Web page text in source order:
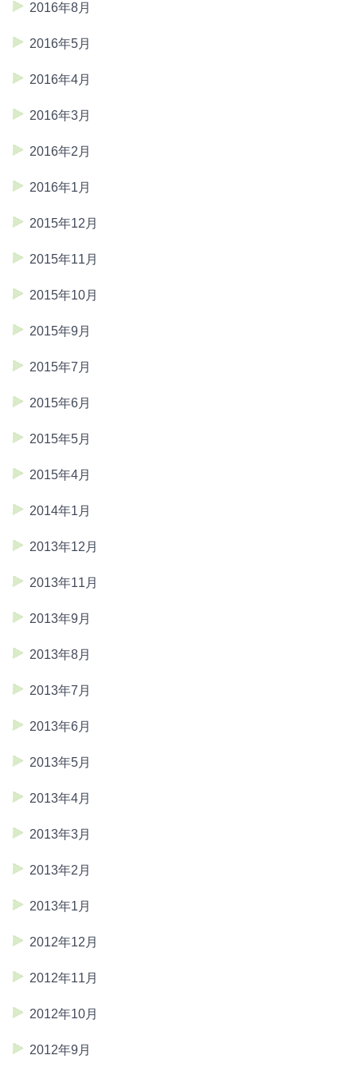
2016年8月
2016年5月
2016年4月
2016年3月
2016年2月
2016年1月
2015年12月
2015年11月
2015年10月
2015年9月
2015年7月
2015年6月
2015年5月
2015年4月
2014年1月
2013年12月
2013年11月
2013年9月
2013年8月
2013年7月
2013年6月
2013年5月
2013年4月
2013年3月
2013年2月
2013年1月
2012年12月
2012年11月
2012年10月
2012年9月